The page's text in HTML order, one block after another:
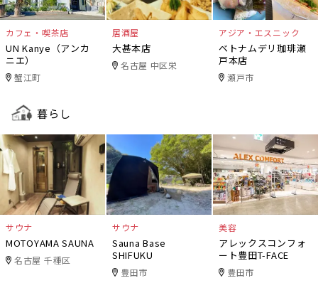
カフェ・喫茶店
UN Kanye（アンカ
ニエ）
蟹江町
居酒屋
大甚本店
名古屋 中区栄
アジア・エスニック
ベトナムデリ珈琲瀬
戸本店
瀬戸市
暮らし
サウナ
MOTOYAMA SAUNA
名古屋 千種区
サウナ
Sauna Base
SHIFUKU
豊田市
美容
アレックスコンフォ
ート豊田T-FACE
豊田市